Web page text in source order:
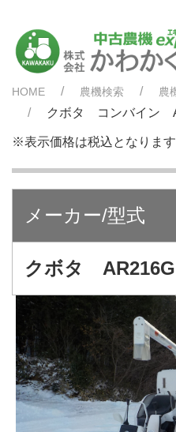
HOME 農機検索 農
クボタ コンバイン
※表示価格は税込となります
メーカー/型式
クボタ